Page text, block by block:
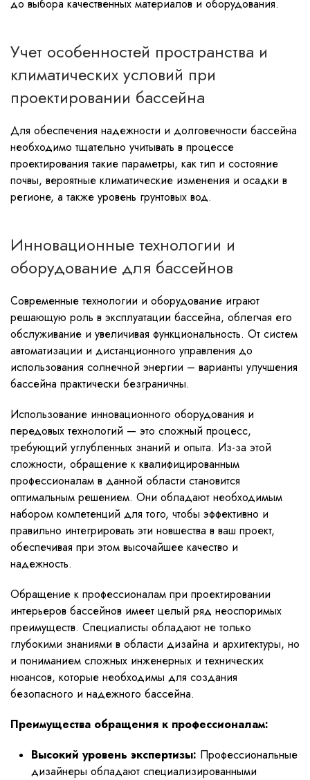
до выбора качественных материалов и оборудования.
Учет особенностей пространства и
климатических условий при
проектировании бассейна
Для обеспечения надежности и долговечности бассейна
необходимо тщательно учитывать в процессе
проектирования такие параметры, как тип и состояние
почвы, вероятные климатические изменения и осадки в
регионе, а также уровень грунтовых вод.
Инновационные технологии и
оборудование для бассейнов
Современные технологии и оборудование играют
решающую роль в эксплуатации бассейна, облегчая его
обслуживание и увеличивая функциональность. От систем
автоматизации и дистанционного управления до
использования солнечной энергии – варианты улучшения
бассейна практически безграничны.
Использование инновационного оборудования и
передовых технологий — это сложный процесс,
требующий углубленных знаний и опыта. Из-за этой
сложности, обращение к квалифицированным
профессионалам в данной области становится
оптимальным решением. Они обладают необходимым
набором компетенций для того, чтобы эффективно и
правильно интегрировать эти новшества в ваш проект,
обеспечивая при этом высочайшее качество и
надежность.
Обращение к профессионалам при проектировании
интерьеров бассейнов имеет целый ряд неоспоримых
преимуществ. Специалисты обладают не только
глубокими знаниями в области дизайна и архитектуры, но
и пониманием сложных инженерных и технических
нюансов, которые необходимы для создания
безопасного и надежного бассейна.
Преимущества обращения к профессионалам:
Высокий уровень экспертизы: Профессиональные
дизайнеры обладают специализированными